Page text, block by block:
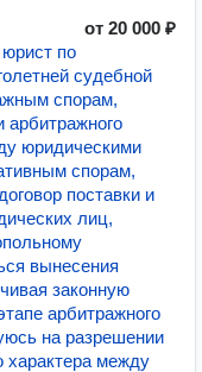
от 20 000 ₽
по
судебной
спорам,
арбитражного
юридическими
спорам,
поставки и
лиц,
вынесения
законную
арбитражного
на разрешении
характера между